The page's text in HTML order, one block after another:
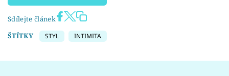
Sdílejte článek
ŠTÍTKY
STYL INTIMITA